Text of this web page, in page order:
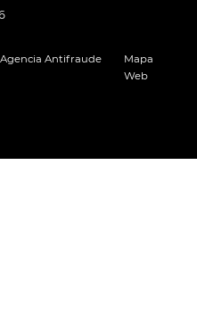
Agencia Antifraude
Mapa
Web